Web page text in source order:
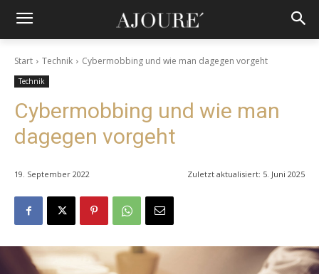
Start Technik Cybermobbing und wie man dagegen vorgeht
Technik
Cybermobbing und wie man
dagegen vorgeht
19. September 2022 Zuletzt aktualisiert: 5. Juni 2025